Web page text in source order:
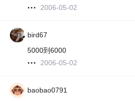
2006-05-02
bird67
5000到6000
2006-05-02
baobao0791